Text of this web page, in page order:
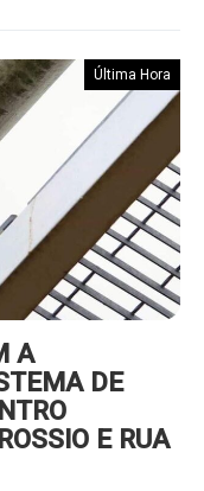
Última Hora
A
DE
E RUA